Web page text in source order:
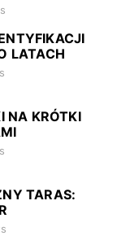
LATACH
NA KRÓTKI
TARAS: